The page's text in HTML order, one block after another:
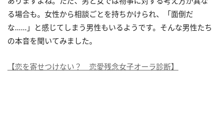
る場合も。女性から相談ごとを持ちかけられ、「面倒だ
な……」と感じてしまう男性もいるようです。そんな男性たち
の本音を聞いてみました。
【恋を寄せつけない？ 恋愛残念女子オーラ診断】